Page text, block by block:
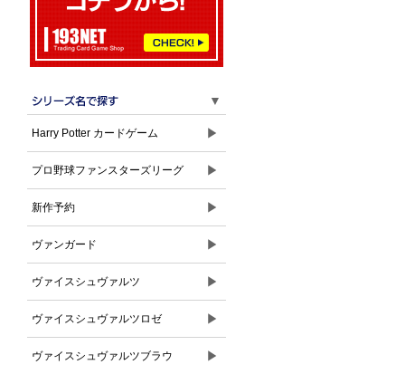
▼
Harry Potter カードゲーム ▶
プロ野球ファンスターズリーグ ▶
新作予約 ▶
ヴァンガード ▶
ヴァイスシュヴァルツ ▶
ヴァイスシュヴァルツロゼ ▶
ヴァイスシュヴァルツブラウ ▶